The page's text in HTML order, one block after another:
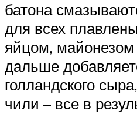
батона
для всех
яйцом, майонезом
дальше
голландского
чили – все в